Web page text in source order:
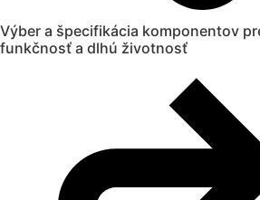
Výber a špecifikácia komponentov
funkčnosť a dlhú životnosť